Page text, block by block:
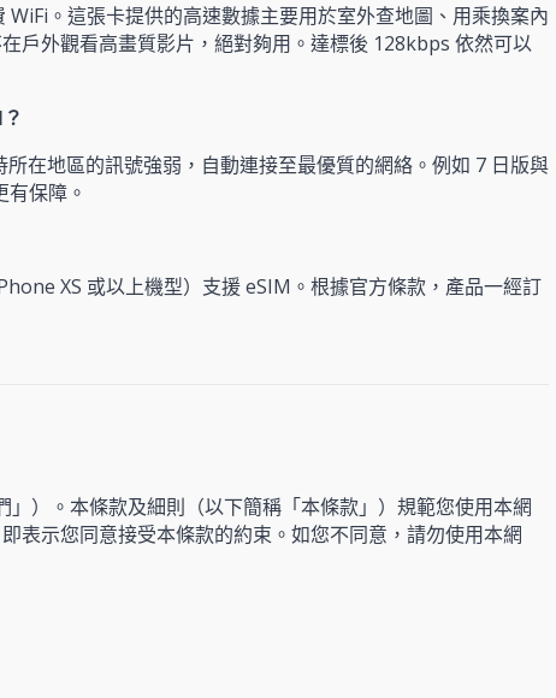
WiFi。這張卡提供的高速數據主要用於室外查地圖、用乘換案內
戶外觀看高畫質影片，絕對夠用。達標後 128kbps 依然可以
在地區的訊號強弱，自動連接至最優質的網絡。例如 7 日版與
保障。
XS 或以上機型）支援 eSIM。根據官方條款，產品一經訂
）。本條款及細則（以下簡稱「本條款」）規範您使用本網
表示您同意接受本條款的約束。如您不同意，請勿使用本網